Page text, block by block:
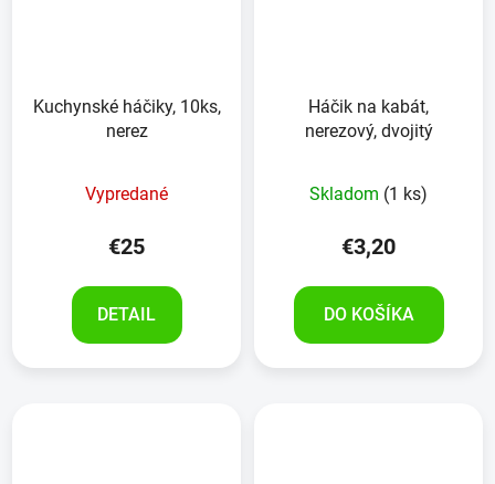
Kuchynské háčiky, 10ks,
nerez
Vypredané
€25
DETAIL
Háčik na kabát,
nerezový, dvojitý
Skladom (1 ks)
€3,20
DO KOŠÍKA